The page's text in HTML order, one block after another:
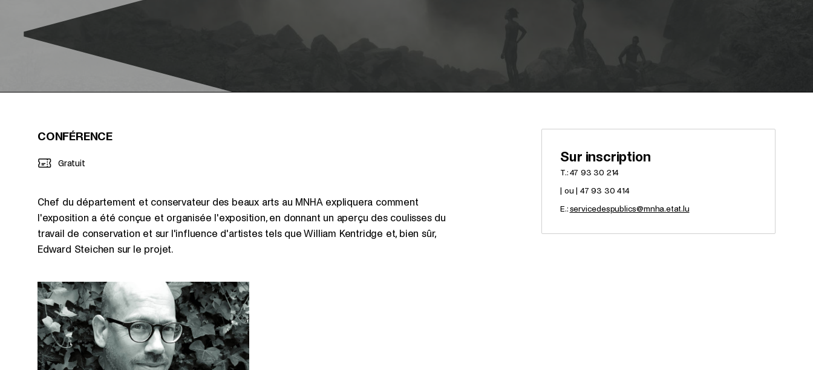
CONFÉRENCE
Gratuit
Chef du département et conservateur des beaux arts au MNHA expliquera comment
l'exposition a été conçue et organisée l'exposition, en donnant un aperçu des coulisses du
travail de conservation et sur l'influence d'artistes tels que William Kentridge et, bien sûr,
Edward Steichen sur le projet.
Sur inscription
T.: 47 93 30 214
| ou | 47 93 30 414
E.: servicedespublics@mnha.etat.lu